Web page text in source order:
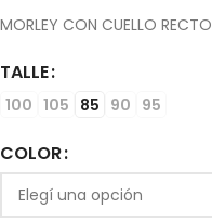
MORLEY CON CUELLO RECTO
TALLE
100 105 85 90 95
COLOR